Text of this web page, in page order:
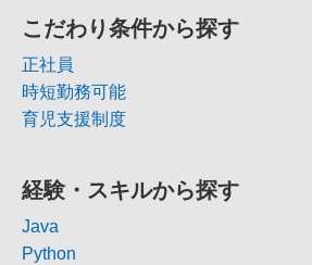
こだわり条件から探す
正社員
時短勤務可能
育児支援制度
経験・スキルから探す
Java
Python